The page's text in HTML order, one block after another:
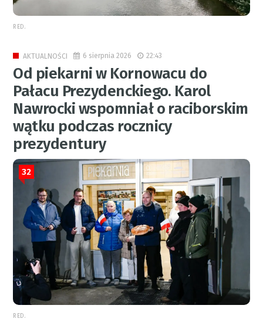
RED.
AKTUALNOŚCI 6 sierpnia 2026 22:43
Od piekarni w Kornowacu do
Pałacu Prezydenckiego. Karol
Nawrocki wspomniał o raciborskim
wątku podczas rocznicy
prezydentury
32
RED.